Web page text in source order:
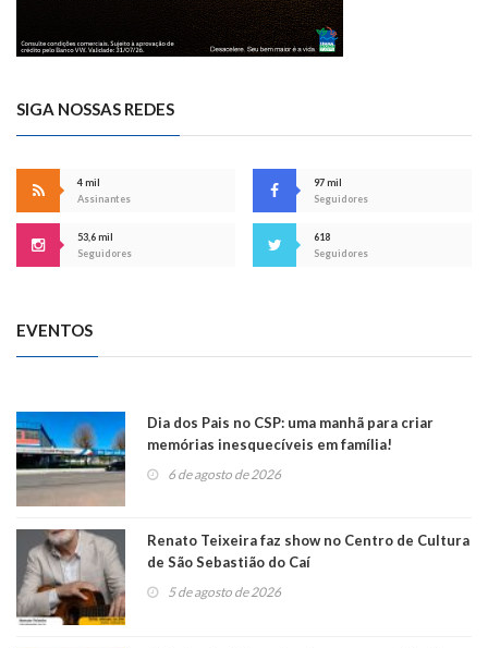
SIGA NOSSAS REDES
4 mil
Assinantes
97 mil
Seguidores
53,6 mil
Seguidores
618
Seguidores
EVENTOS
Dia dos Pais no CSP: uma manhã para criar
memórias inesquecíveis em família!
6 de agosto de 2026
Renato Teixeira faz show no Centro de Cultura
de São Sebastião do Caí
5 de agosto de 2026